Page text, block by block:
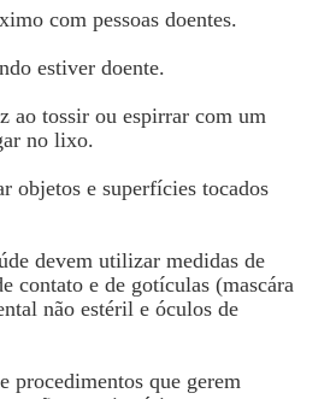
com pessoas doentes.
estiver doente.
ao tossir ou espirrar com um
no lixo.
objetos e superfícies tocados
devem utilizar medidas de
contato e de gotículas (mascára
não estéril e óculos de
procedimentos que gerem